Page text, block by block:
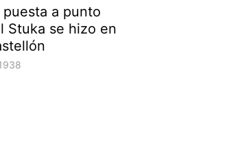
puesta a punto
Stuka se hizo en